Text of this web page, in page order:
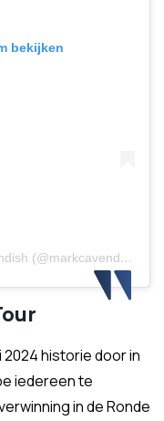
bekijken
Een bericht gedeeld door Mark Cavendish (@markcavendish)
historie door in
iedereen te
in de Ronde